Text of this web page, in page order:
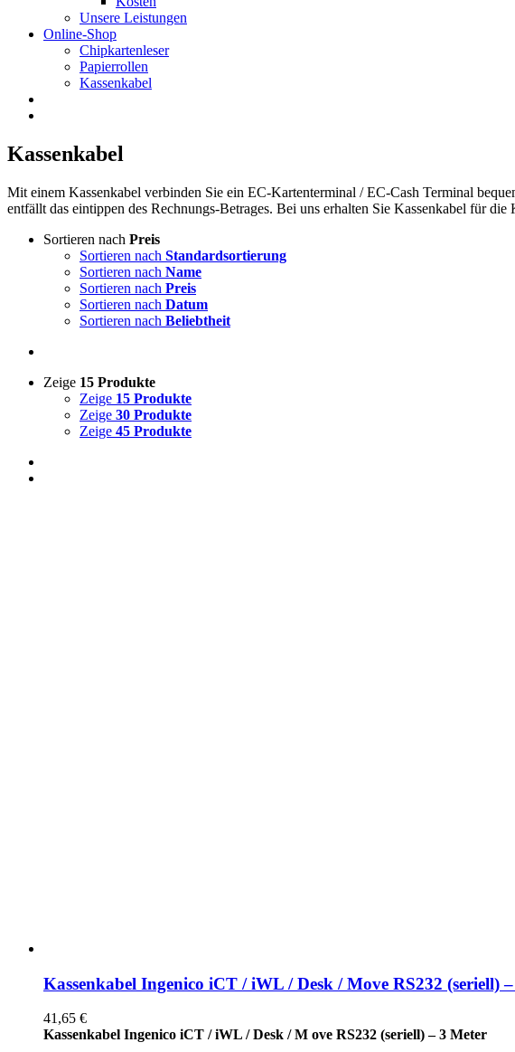
Unsere Leistungen
Online-Shop
Chipkartenleser
Papierrollen
Kassenkabel
Kassenkabel
Mit einem Kassenkabel verbinden Sie ein EC-Kartenterminal / EC-Cash Terminal
entfällt das eintippen des Rechnungs-Betrages. Bei uns erhalten Sie Kassenkabel für
Sortieren nach Preis
Sortieren nach Standardsortierung
Sortieren nach Name
Sortieren nach Preis
Sortieren nach Datum
Sortieren nach Beliebtheit
Zeige 15 Produkte
Zeige 15 Produkte
Zeige 30 Produkte
Zeige 45 Produkte
Kassenkabel Ingenico iCT / iWL / Desk / Move RS232 (seriell)
41,65 €
Kassenkabel Ingenico iCT / iWL / Desk / M ove RS232 (seriell) – 3 Meter